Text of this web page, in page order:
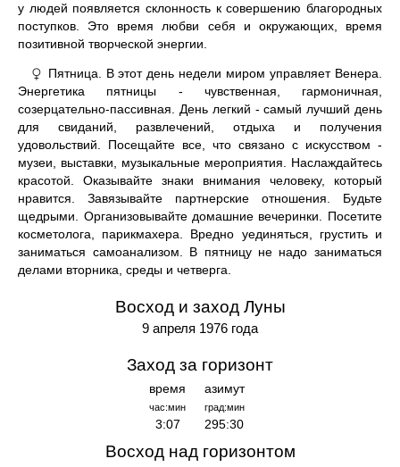
у людей появляется склонность к совершению благородных
поступков. Это время любви себя и окружающих, время
позитивной творческой энергии.
♀
Пятница. В этот день недели миром управляет Венера.
Энергетика пятницы - чувственная, гармоничная,
созерцательно-пассивная. День легкий - самый лучший день
для свиданий, развлечений, отдыха и получения
удовольствий. Посещайте все, что связано с искусством -
музеи, выставки, музыкальные мероприятия. Наслаждайтесь
красотой. Оказывайте знаки внимания человеку, который
нравится. Завязывайте партнерские отношения. Будьте
щедрыми. Организовывайте домашние вечеринки. Посетите
косметолога, парикмахера. Вредно уединяться, грустить и
заниматься самоанализом. В пятницу не надо заниматься
делами вторника, среды и четверга.
Восход и заход Луны
9 апреля 1976 года
Заход за горизонт
время
час:мин
3:07
азимут
град:мин
295:30
Восход над горизонтом